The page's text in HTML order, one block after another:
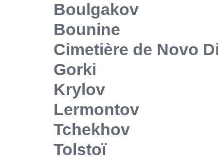
Boulgakov
Bounine
Cimetière de Novo
Gorki
Krylov
Lermontov
Tchekhov
Tolstoï